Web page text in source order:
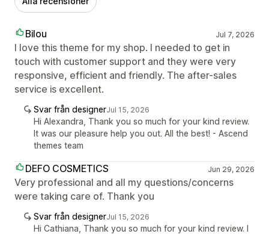
Bilou Jul 7, 2026
I love this theme for my shop. I needed to get in
touch with customer support and they were very
responsive, efficient and friendly. The after-sales
service is excellent.
Svar från designerJul 15, 2026
Hi Alexandra, Thank you so much for your kind review.
It was our pleasure help you out. All the best! - Ascend
themes team
DEFO COSMETICS Jun 29, 2026
Very professional and all my questions/concerns
were taking care of. Thank you
Svar från designerJul 15, 2026
Hi Cathiana, Thank you so much for your kind review. I